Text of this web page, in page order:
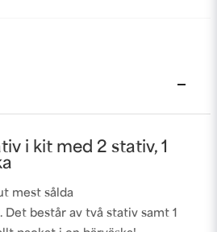
i kit med 2 stativ, 1
mest sålda
Det består av två stativ samt 1